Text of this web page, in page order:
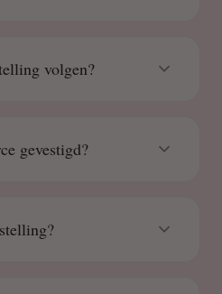
volgen?
gevestigd?